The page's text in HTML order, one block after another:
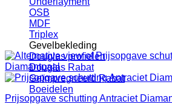
OSB
MDF
Triplex
Gevelbekleding
Douglas profielen
Douglas Rabat
Geïmpregneerd Rabat
Boeidelen
Prijsopgave schutting Antraciet